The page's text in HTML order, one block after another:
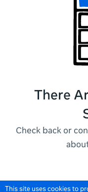
This site uses cookies to
There
Check back or